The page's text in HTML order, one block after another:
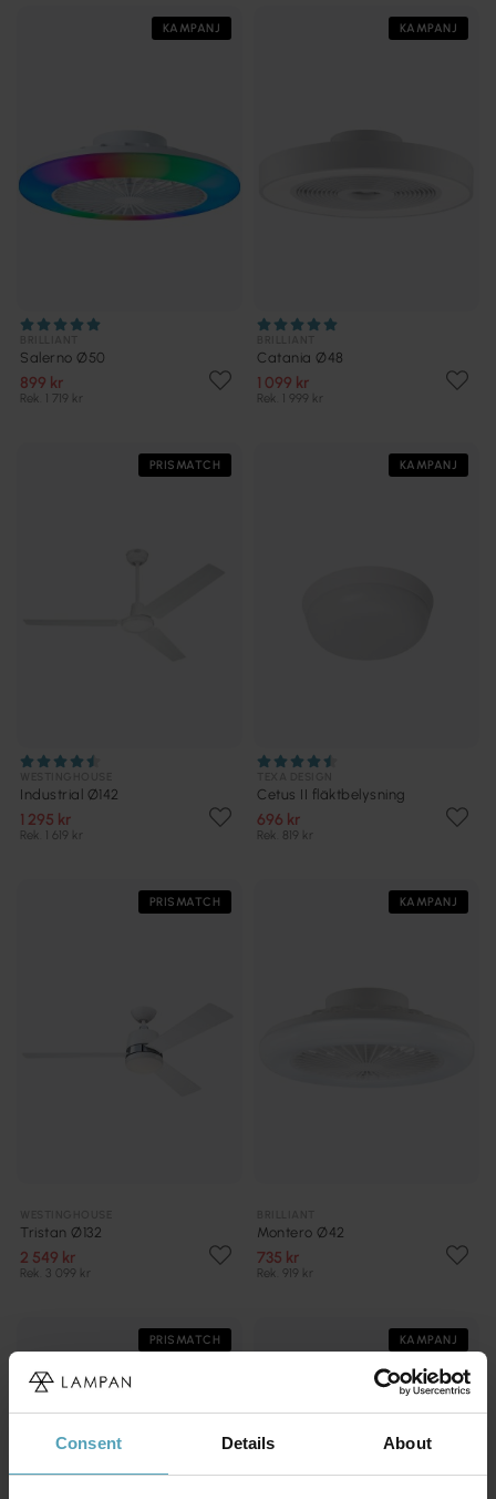
Consent Details About
KAMPANJ
Salerno Ø50
899 kr
Rek. 1 719 kr
KAMPANJ
Catania Ø48
1 099 kr
Rek. 1 999 kr
PRISMATCH
Industrial Ø142
1 295 kr
Rek. 1 619 kr
KAMPANJ
Cetus II fläktbelysning
696 kr
Rek. 819 kr
PRISMATCH
Tristan Ø132
2 549 kr
Rek. 3 099 kr
KAMPANJ
Montero Ø42
735 kr
Rek. 919 kr
PRISMATCH KAMPANJ